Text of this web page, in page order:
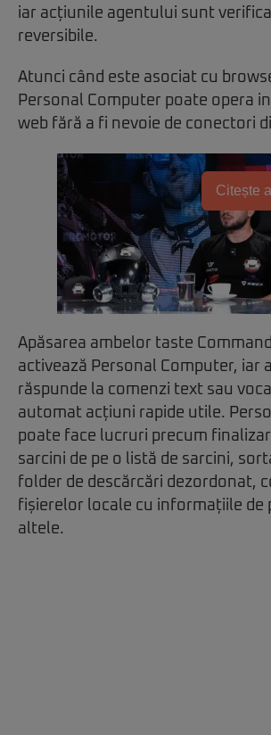
iar acțiunile agentului sunt
reversibile.
Atunci când este asociat cu
Personal Computer poate opera
web fără a fi nevoie de conectori
Citește
Apăsarea ambelor taste
activează Personal Computer, iar
răspunde la comenzi text sau
automat acțiuni rapide utile.
poate face lucruri precum
sarcini de pe o listă de sarcini,
folder de descărcări dezordonat,
fișierelor locale cu informațiile de
altele.